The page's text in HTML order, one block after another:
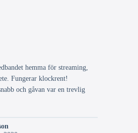
hemma för streaming,
Fungerar klockrent!
och gåvan var en trevlig